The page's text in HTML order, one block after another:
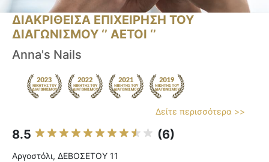
ΔΙΑΚΡΙΘΕΙΣΑ ΕΠΙΧΕΙΡΗΣΗ ΤΟΥ
ΔΙΑΓΩΝΙΣΜΟΥ ‘’ ΑΕΤΟΙ ‘’
Anna's Nails
Δείτε περισσότερα >>
8.5 (6)
Αργοστόλι, ΔΕΒΟΣΕΤΟΥ 11